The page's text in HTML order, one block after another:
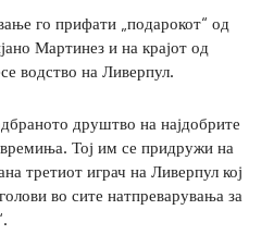
го прифати „подарокот“ од
Мартинез и на крајот од
водство на Ливерпул.
друштво на најдобрите
Тој им се придружи на
третиот играч на Ливерпул кој
во сите натпреварувања за